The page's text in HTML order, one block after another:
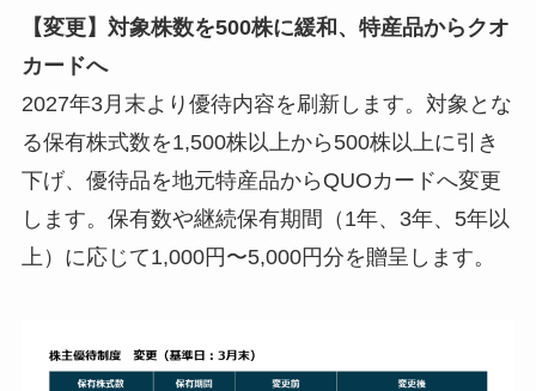
【変更】対象株数を500株に緩和、特産品からクオ
カードへ
2027年3月末より優待内容を刷新します。対象とな
る保有株式数を1,500株以上から500株以上に引き
下げ、優待品を地元特産品からQUOカードへ変更
します。保有数や継続保有期間（1年、3年、5年以
上）に応じて1,000円〜5,000円分を贈呈します。